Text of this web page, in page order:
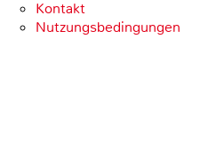
Kontakt
Nutzungsbedingungen